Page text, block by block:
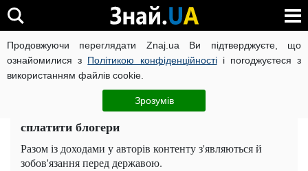
Продовжуючи переглядати Znaj.ua Ви підтверджуєте, що
ознайомилися з Політикою конфіденційностіі погоджуєтеся з
використанням файлів cookie.
Зрозумів
ВІЙНА РОСІЇ ПРОТИ УКРАЇНИ КОРОНАВІРУС В УКРАЇНІ
Суспільство ЧИТАТЬ НА РУССКОМ
Податок на TikTok: скільки мають податків
сплатити блогери
Разом із доходами у авторів контенту з'являються й
зобов'язання перед державою.